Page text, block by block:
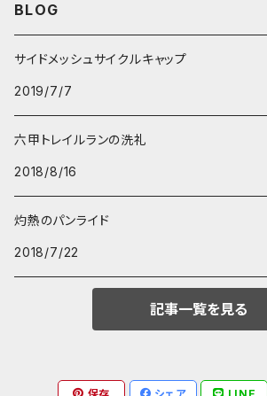
BLOG
サイドメッシュサイクルキャップ
2019/7/7
六甲トレイルランの洗礼
2018/8/16
灼熱のパンライド
2018/7/22
記事一覧を見る